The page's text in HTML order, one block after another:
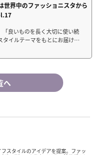
世界中のファッショニスタから
「良いものを長く大切に使い続
タイルテーマをもとにお届けす
ダルをご紹介します。オルセン
へ
スタイルのアイデアを提案。ファッ